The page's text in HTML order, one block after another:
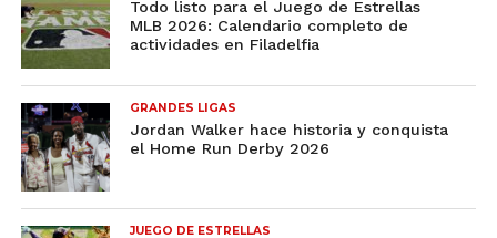
Todo listo para el Juego de Estrellas
MLB 2026: Calendario completo de
actividades en Filadelfia
GRANDES LIGAS
Jordan Walker hace historia y conquista
el Home Run Derby 2026
JUEGO DE ESTRELLAS